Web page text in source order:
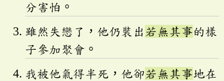
分害怕。
雖然失戀了，他仍裝出 若無其事的樣
子參加聚會。
我被他氣得半死，他卻若無其事地在